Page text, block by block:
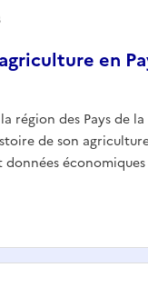
en
région des Pays de
de son
données